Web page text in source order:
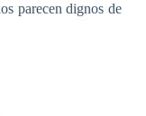
parecen dignos de